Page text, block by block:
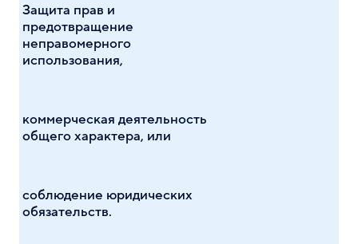
Защита прав и
предотвращение
неправомерного
использования,
коммерческая деятельность
общего характера, или
соблюдение юридических
обязательств.